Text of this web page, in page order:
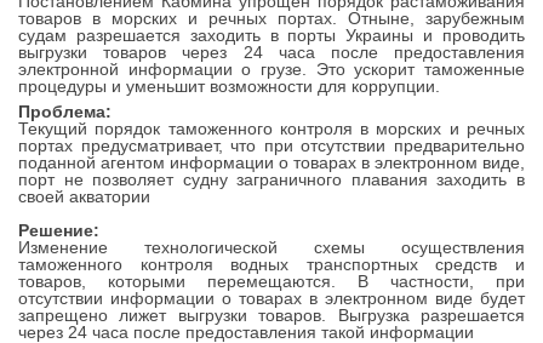
товаров в морских и речных портах. Отныне, зарубежным
судам разрешается заходить в порты Украины и проводить
выгрузки товаров через 24 часа после предоставления
электронной информации о грузе. Это ускорит таможенные
процедуры и уменьшит возможности для коррупции.
Проблема:
Текущий порядок таможенного контроля в морских и речных
портах предусматривает, что при отсутствии предварительно
поданной агентом информации о товарах в электронном виде,
порт не позволяет судну заграничного плавания заходить в
своей акватории
Решение:
Изменение технологической схемы осуществления
таможенного контроля водных транспортных средств и
товаров, которыми перемещаются. В частности, при
отсутствии информации о товарах в электронном виде будет
запрещено лижет выгрузки товаров. Выгрузка разрешается
через 24 часа после предоставления такой информации